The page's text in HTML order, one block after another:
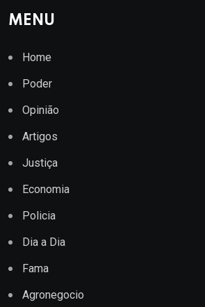
MENU
Home
Poder
Opinião
Artigos
Justiça
Economia
Policia
Dia a Dia
Fama
Agronegocio